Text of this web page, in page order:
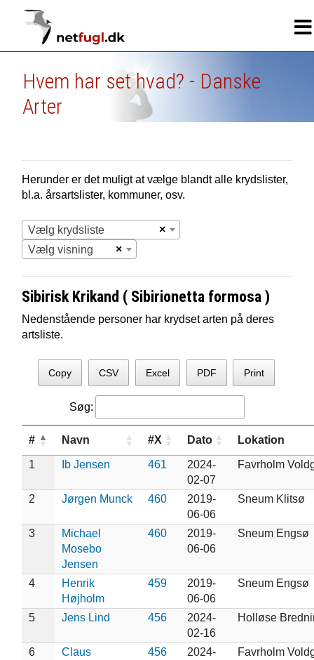
Hvem har set hvad? - Danske
Arter
Herunder er det muligt at vælge blandt alle krydslister,
bl.a. årsartslister, kommuner, osv.
×
Vælg krydsliste
×
Vælg visning
Sibirisk Krikand ( Sibirionetta formosa )
Nedenstående personer har krydset arten på deres
artsliste.
Copy CSV Excel PDF Print
Søg:
# Navn #X Dato Lokation
1 Ib Jensen 461
2024-
02-07
Favrholm
2 Jørgen Munck 460
2019-
06-06
Sneum Klitsø
3
Michael
Mosebo
Jensen
460
2019-
06-06
Sneum Engsø
4
Henrik
Højholm
459
2019-
06-06
Sneum Engsø
5 Jens Lind 456
2024-
02-16
Holløse
6
Claus
456
2024-
Favrholm